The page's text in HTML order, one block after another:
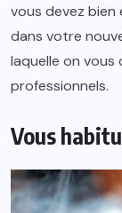
vous devez
dans votre
laquelle on vous
professionnels.
Vous